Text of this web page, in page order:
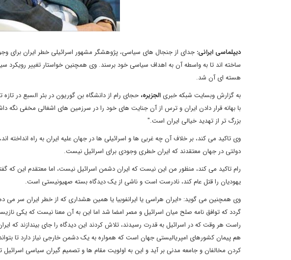
دیپلماسی ایرانی: جدای از جنجال های سیاسی، پژوهشگر مشهور اسرائیلی خطر ایران برای
ساخته اند تا به واسطه آن به اهداف سیاسی خود برسند. وی همچنین خواستار تغییر رویکرد
هسته ای آن شد.
به گزارش وبسایت شبکه خبری الجزیره، حجای رام از دانشگاه بن گوریون در بئر السبع در
با بهانه قرار دادن ایران و ترس از آن جنایت های خود را در سرزمین های اشغالی مخفی نگه
بزرگ تر از تهدید خیالی ایران است."
وی تاکید می کند، بر خلاف آن چه غربی ها و اسرائیلی ها در جهان علیه ایران به راه انداخته
دولتی در جهان معتقدند که ایران خطری وجودی برای اسرائیل نیست.
رام تاکید می کند، منظور من این نیست که ایران دشمن اسرائیل نیست، اما معتقدم این
یهودیان را قتل عام کند، نادرست است و ناشی از یک دیدگاه بسته صهیونیستی است.
وی همچنین می گوید: «ایران هراسی یا ایرانفوبیا یا همین هشداری که از خطر ایران سر می
گردد که توافق نامه صلح میان اسرائیل و مصر امضا شد اما این به آن معنا نیست که یکی
راست هر وقت که در اسرائیل به قدرت رسیدند، تلاش کردند این دیدگاه را جای بیندازند که
هم پیمان کشورهای امپریالیستی جهان است که همواره به یک دشمن خارجی نیاز دارد تا
کردن مخالفان و جامعه مدنی بر آید و این به اولویت مقام ها و تصمیم گیران سیاسی